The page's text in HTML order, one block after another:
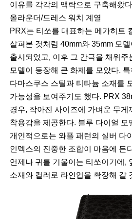
이유를 각각의 맥락으로 구축해왔
올라운더/드레스 워치 계열
PRX는 티쏘를 대표하는 메가히트
살펴본 것처럼 40mm와 35mm 모
출시되었고, 이후 그 간극을 채워주
모델이 등장해 큰 화제를 모았다.
다마스쿠스 스틸과 티타늄 소재를
가능성을 보여주기도 했다. PRX
경우, 작아진 사이즈에 가벼운 무게
착용감을 제공한다. 블루 다이얼 모
개인적으로는 와플 패턴의 실버 다
인덱스의 진중한 조합이 마음에 든
언제나 귀를 기울이는 티쏘이기에,
소재와 컬러로 라인업을 확장해 갈